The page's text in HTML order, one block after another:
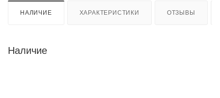
НАЛИЧИЕ ХАРАКТЕРИСТИКИ ОТЗЫВЫ
Наличие